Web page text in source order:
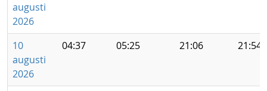
augusti
2026
10
augusti
2026
04:37 05:25 21:06 21:54